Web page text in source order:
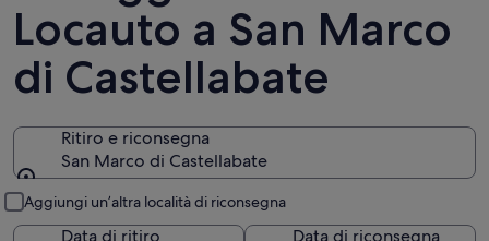
Locauto a San Marco
di Castellabate
Ritiro e riconsegna
San Marco di Castellabate
Aggiungi un’altra località di riconsegna
Data di ritiro
Data di riconsegna